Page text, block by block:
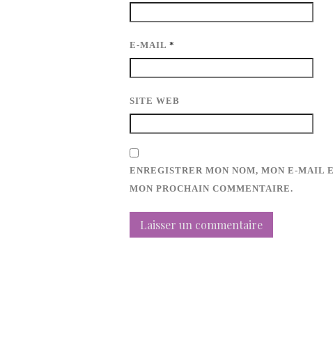
E-MAIL *
SITE WEB
ENREGISTRER MON NOM, MON E-MAIL
MON PROCHAIN COMMENTAIRE.